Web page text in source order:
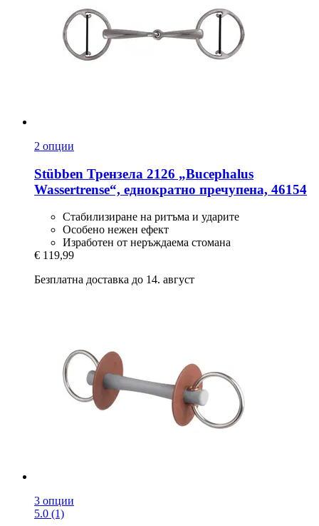
2 опции
Stübben Трензела 2126 „Bucephalus
Wassertrense“, еднократно пречупена, 46154
Стабилизиране на ритъма и ударите
Особено нежен ефект
Изработен от неръждаема стомана
€ 119,99
Безплатна доставка до 14. август
3 опции
5.0 (1)